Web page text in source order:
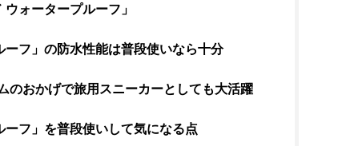
ォータープルーフ」
フ」の防水性能は普段使いなら十分
のおかげで旅用スニーカーとしても大活躍
フ」を普段使いして気になる点